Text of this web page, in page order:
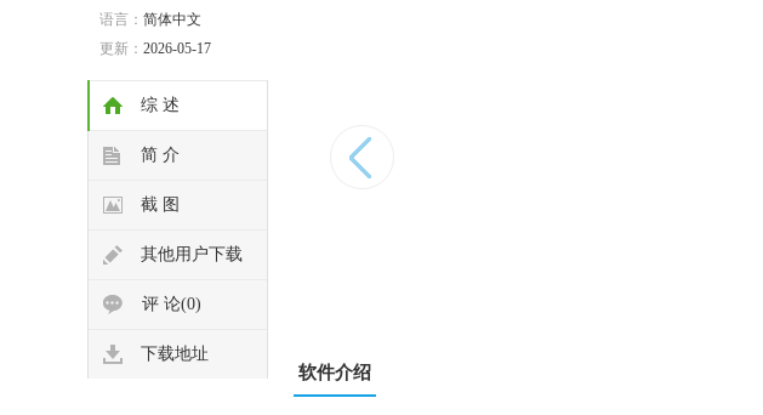
语言： 简体中文
更新： 2026-05-17
综 述
简 介
截 图
其他用户下载
评 论(0)
下载地址
软件介绍